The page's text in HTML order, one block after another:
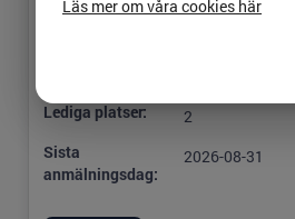
Plats:
Linköping,
Lediga platser:
2
Sista
anmälningsdag:
2026-08-31
Läs mer om våra cookies här